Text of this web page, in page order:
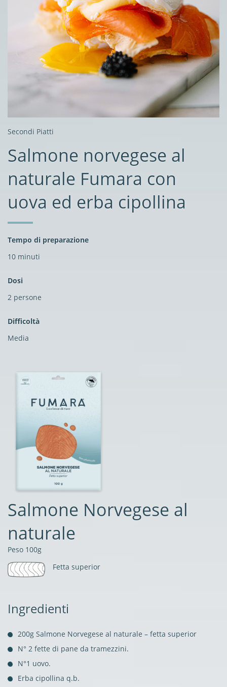
Secondi Piatti
Salmone norvegese al
naturale Fumara con
uova ed erba cipollina
Tempo di preparazione
10 minuti
Dosi
2 persone
Difficoltà
Media
Salmone Norvegese al
naturale
Peso 100g
Fetta superior
Ingredienti
200g Salmone Norvegese al naturale – fetta superior
N° 2 fette di pane da tramezzini.
N°1 uovo.
Erba cipollina q.b.